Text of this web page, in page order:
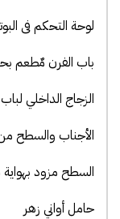
لوحة التحكم فى
باب الفرن مٌطعم
الزجاج الداخلي
الأجناب والسطح
السطح مزود
حامل أواني زهر